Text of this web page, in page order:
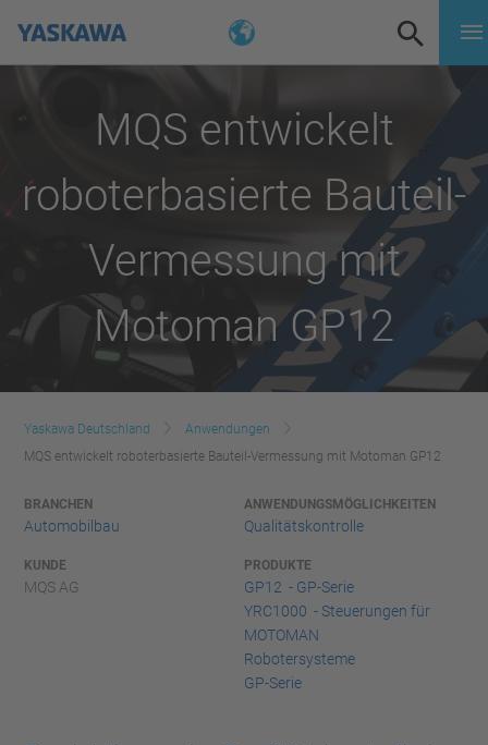
MQS entwickelt
roboterbasierte Bauteil-
Vermessung mit
Motoman GP12
Yaskawa Deutschland
Anwendungen
MQS entwickelt roboterbasierte Bauteil-Vermessung mit Motoman GP12
BRANCHEN
Automobilbau
ANWENDUNGSMÖGLICHKEITEN
Qualitätskontrolle
KUNDE
MQS AG
PRODUKTE
GP12 - GP-Serie
YRC1000 - Steuerungen für
MOTOMAN
Robotersysteme
GP-Serie